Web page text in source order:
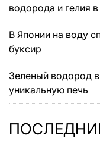
водорода и гелия
В Японии на воду
буксир
Зеленый водород в
уникальную печь